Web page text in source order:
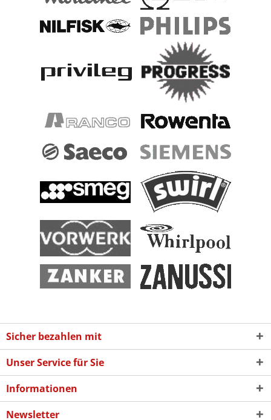
Sicher bezahlen mit
Unser Service für Sie
Informationen
Newsletter